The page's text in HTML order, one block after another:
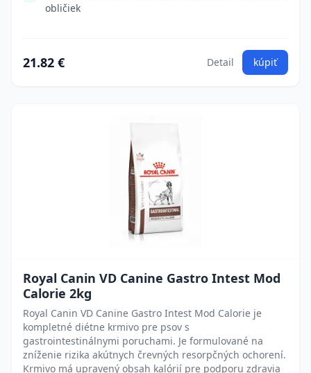
obličiek
21.82 € Detail kúpiť
Royal Canin VD Canine Gastro Intest Mod
Calorie 2kg
Royal Canin VD Canine Gastro Intest Mod Calorie je
kompletné diétne krmivo pre psov s
gastrointestinálnymi poruchami. Je formulované na
zníženie rizika akútnych črevných resorpčných ochorení.
Krmivo má upravený obsah kalórií pre podporu zdravia